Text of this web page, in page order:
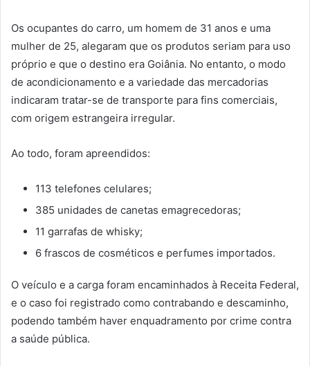
Os ocupantes do carro, um homem de 31 anos e uma
mulher de 25, alegaram que os produtos seriam para uso
próprio e que o destino era Goiânia. No entanto, o modo
de acondicionamento e a variedade das mercadorias
indicaram tratar-se de transporte para fins comerciais,
com origem estrangeira irregular.
Ao todo, foram apreendidos:
113 telefones celulares;
385 unidades de canetas emagrecedoras;
11 garrafas de whisky;
6 frascos de cosméticos e perfumes importados.
O veículo e a carga foram encaminhados à Receita Federal,
e o caso foi registrado como contrabando e descaminho,
podendo também haver enquadramento por crime contra
a saúde pública.